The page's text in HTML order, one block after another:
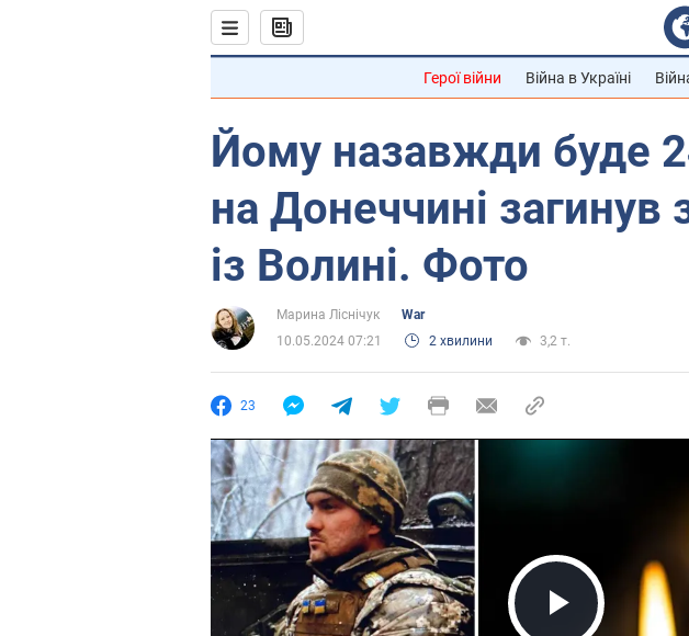
Герої війни Війна в Україні
Йому назавжди буде
на Донеччині загинув
із Волині. Фото
Марина Ліснічук
War
10.05.2024 07:21
2 хвилини 3,2 т.
23